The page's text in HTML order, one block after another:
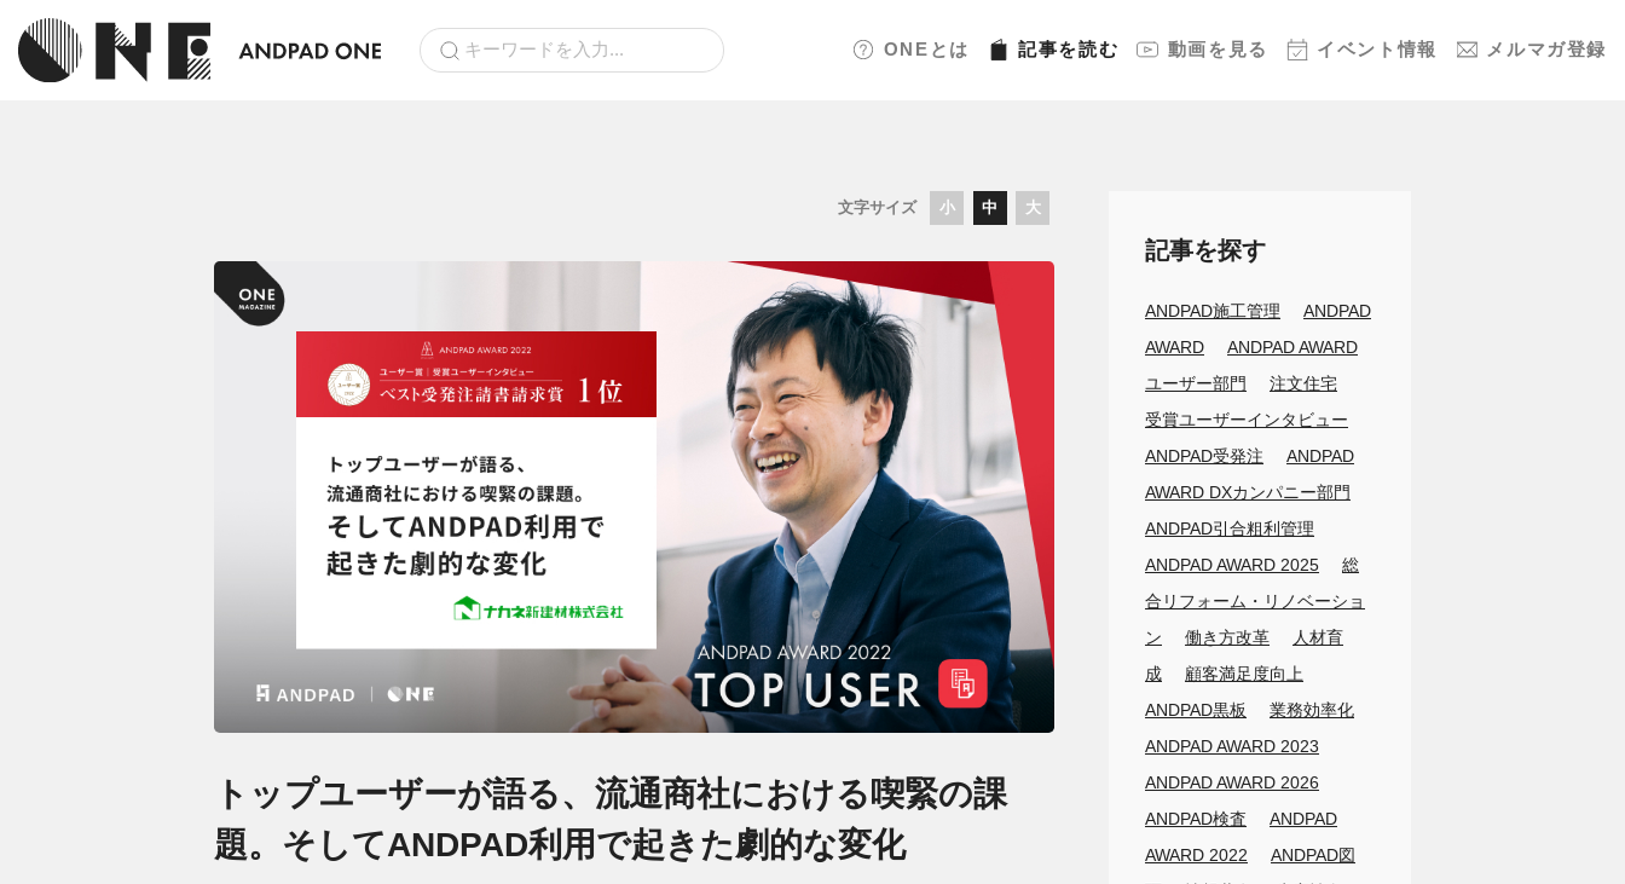
ONEとは 記事を読む 動画を見る イベント情報 メルマガ登録
文字サイズ 小 中 大
トップユーザーが語る、流通商社における喫緊の課
題。そしてANDPAD利用で起きた劇的な変化
記事を探す
ANDPAD施工管理
ANDPAD
AWARD
ANDPAD AWARD
ユーザー部門
注文住宅
受賞ユーザーインタビュー
ANDPAD受発注
ANDPAD
AWARD DXカンパニー部門
ANDPAD引合粗利管理
ANDPAD AWARD 2025
総
合リフォーム・リノベーショ
ン
働き方改革
人材育
成
顧客満足度向上
ANDPAD黒板
業務効率化
ANDPAD AWARD 2023
ANDPAD AWARD 2026
ANDPAD検査
ANDPAD
AWARD 2022
ANDPAD図